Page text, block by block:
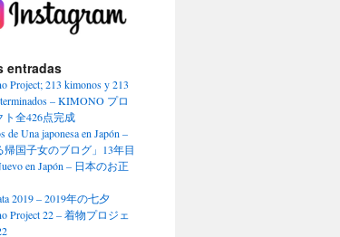
entradas
Project; 213 kimonos y 213
terminados – KIMONO プロ
ト全426点完成
de Una japonesa en Japón –
帰国子女のブログ」13年目
en Japón – 日本のお正
2019 – 2019年の七夕
Project 22 – 着物プロジェ